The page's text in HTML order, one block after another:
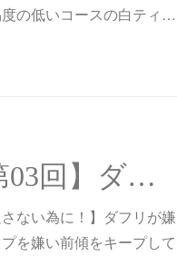
の低いコースの白ティ…
【100切り講座 第03回】ダフリとトップを繰り返さない為に！
ない為に！】ダフリが嫌
を嫌い前傾をキープして